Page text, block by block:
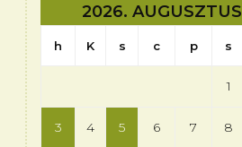
2026. AUGUSZTUS
h K s c p s
1
3 4 5 6 7 8